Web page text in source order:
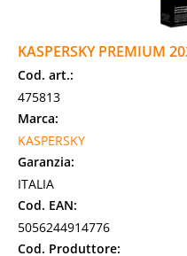
KASPERSKY PREMIUM
Cod. art.:
475813
Marca:
KASPERSKY
Garanzia:
ITALIA
Cod. EAN:
5056244914776
Cod. Produttore: